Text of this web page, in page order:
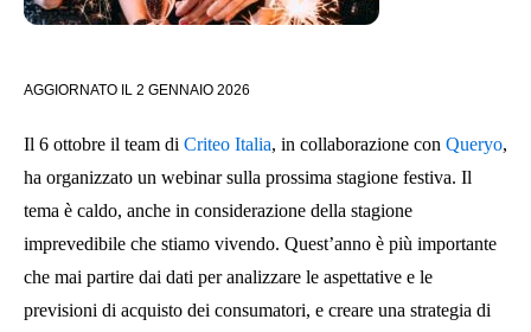
AGGIORNATO IL 2 GENNAIO 2026
Il 6 ottobre il team di Criteo Italia, in collaborazione con Queryo,
ha organizzato un webinar sulla prossima stagione festiva. Il
tema è caldo, anche in considerazione della stagione
imprevedibile che stiamo vivendo. Quest’anno è più importante
che mai partire dai dati per analizzare le aspettative e le
previsioni di acquisto dei consumatori, e creare una strategia di